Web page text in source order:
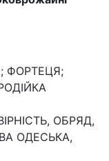
ФОРТЕЦЯ;
ОБРЯД,
ОДЕСЬКА,